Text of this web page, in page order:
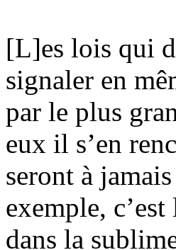
[L]es lois qui
signaler en
par le plus
eux il s’en
seront à
exemple,
dans la